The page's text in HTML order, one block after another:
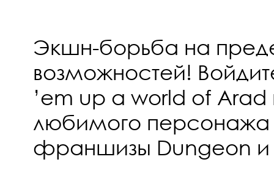
Экшн-борьба на
возможностей!
’em up a world of Arad
любимого
франшизы Dungeon и